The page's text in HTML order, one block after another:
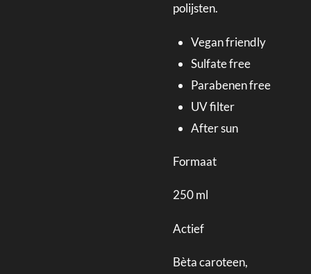
polijsten.
Vegan friendly
Sulfate free
Parabenen free
UV filter
After sun
Formaat
250 ml
Actief
Bèta caroteen,